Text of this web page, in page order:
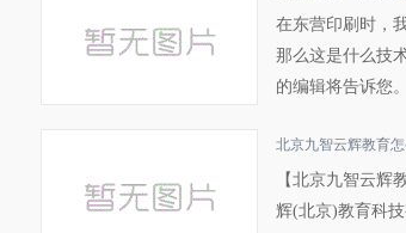
在东营印刷时，
那么这是什么技
的编辑将告诉您
后为120x175mm
北京九智云辉教育
【北京九智云辉
辉(北京)教育科